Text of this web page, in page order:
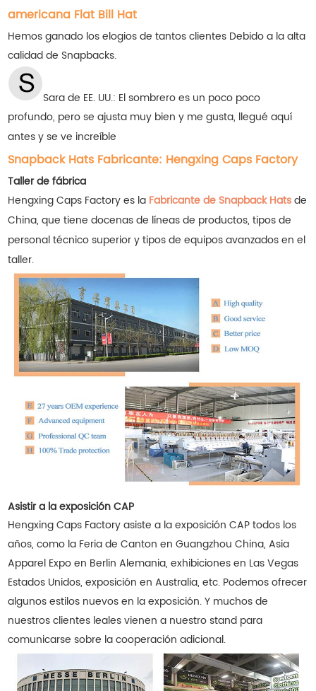
americana Flat Bill Hat
Hemos ganado los elogios de tantos clientes Debido a la alta
calidad de Snapbacks.
Sara de EE. UU.: El sombrero es un poco poco
profundo, pero se ajusta muy bien y me gusta, llegué aquí
antes y se ve increíble
Snapback Hats Fabricante: Hengxing Caps Factory
Taller de fábrica
Hengxing Caps Factory es la Fabricante de Snapback Hatsde
China, que tiene docenas de líneas de productos, tipos de
personal técnico superior y tipos de equipos avanzados en el
taller.
Asistir a la exposición CAP
Hengxing Caps Factory asiste a la exposición CAP todos los
años, como la Feria de Canton en Guangzhou China, Asia
Apparel Expo en Berlin Alemania, exhibiciones en Las Vegas
Estados Unidos, exposición en Australia, etc. Podemos ofrecer
algunos estilos nuevos en la exposición. Y muchos de
nuestros clientes leales vienen a nuestro stand para
comunicarse sobre la cooperación adicional.